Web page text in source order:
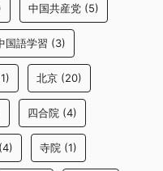
中国共産党 (5)
国語学習 (3)
北京 (20)
四合院 (4)
(4) 寺院 (1)